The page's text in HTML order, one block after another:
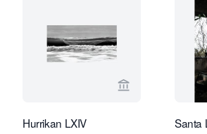
Verkaeuferseite
Hurrikan LXIV
Santa